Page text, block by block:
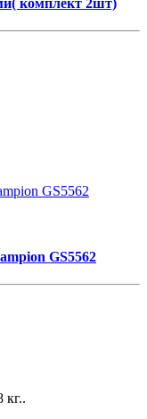
комплект 2шт)
GS5562